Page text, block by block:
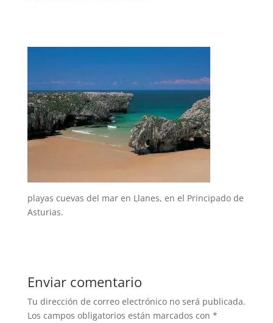
playas cuevas del mar en Llanes, en el Principado de
Asturias.
Enviar comentario
Tu dirección de correo electrónico no será publicada.
Los campos obligatorios están marcados con *